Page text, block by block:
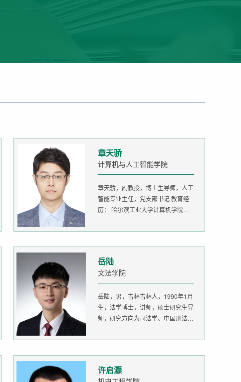
章天骄
计算机与人工智能学院
章天骄，副教授，博士生导师，人工
智能专业主任，党支部书记 教育经
历： 哈尔滨工业大学计算机学院
岳陆
文法学院
岳陆，男，吉林吉林人，1990年1月
生，法学博士，讲师，硕士研究生导
师，研究方向为司法学、中国刑法
许启灏